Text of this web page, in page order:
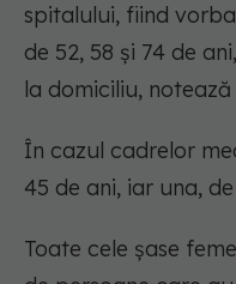
spitalului, fiind
de 52, 58 şi 74 de
la domiciliu,
În cazul cadrelor
45 de ani, iar una,
Toate cele şase